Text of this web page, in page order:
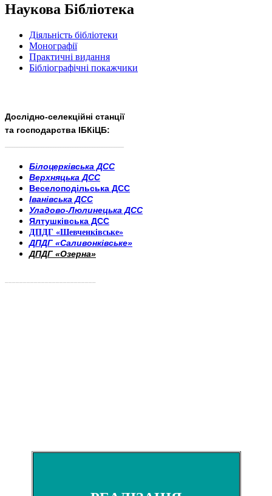
Наукова Бібліотека
Діяльність бібліотеки
Монографії
Практичні видання
Бібліографічні покажчики
Дослідно-селекційні станції
та господарства ІБКіЦБ:
Білоцерківська ДСС
Верхняцька ДСС
Веселоподільська ДСС
Іванівська ДСС
Уладово-Люлинецька ДСС
Ялтушківська ДСС
ДПДГ «Шевченківське»
ДПДГ «Саливонківське»
ДПДГ «Озерна»